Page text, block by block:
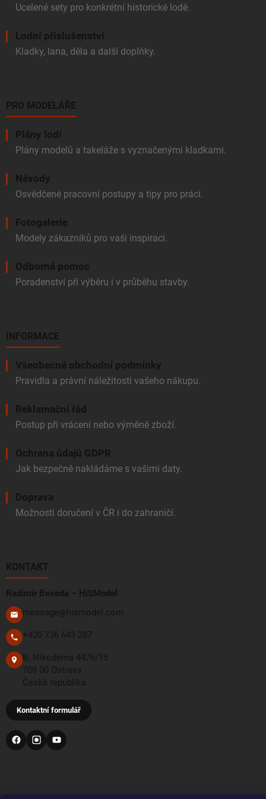
Ucelené sety pro konkrétní historické lodě.
Lodní příslušenství
Kladky, lana, děla a další doplňky.
PRO MODELÁŘE
Plány lodí
Plány modelů a takeláže s vyznačenými kladkami.
Návody
Osvědčené pracovní postupy a tipy pro práci.
Fotogalerie
Modely zákazníků pro vaši inspiraci.
Odborná pomoc
Poradenství při výběru i v průběhu stavby.
INFORMACE
Všeobecné obchodní podmínky
Pravidla a právní náležitosti vašeho nákupu.
Reklamační řád
Postup při vrácení nebo výměně zboží.
Ochrana údajů GDPR
Jak bezpečně nakládáme s vašimi daty.
Doprava
Možnosti doručení v ČR i do zahraničí.
KONTAKT
Radimír Beseda – HiSModel
message@hismodel.com
+420 736 643 287
B. Nikodéma 4476/15
708 00 Ostrava
Česká republika
Kontaktní formulář